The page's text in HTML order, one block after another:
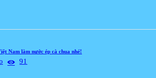
Nam làm nước ép cà chua nhé!
91